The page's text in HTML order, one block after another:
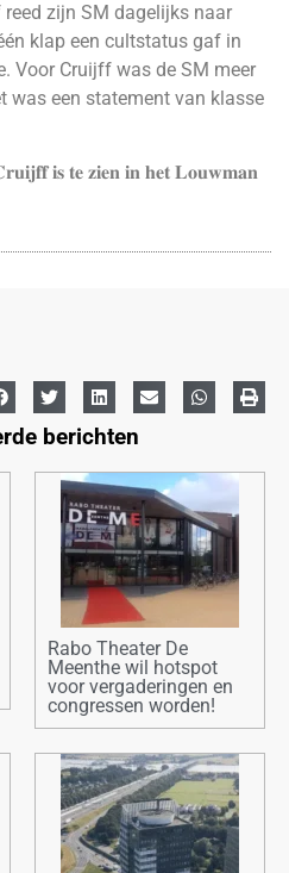
zijn SM dagelijks naar
klap een cultstatus gaf in
Voor Cruijff was de SM meer
was een statement van klasse
𝐢𝐬 𝐭𝐞 𝐳𝐢𝐞𝐧 𝐢𝐧 𝐡𝐞𝐭 𝐋𝐨𝐮𝐰𝐦𝐚𝐧
berichten
Rabo Theater De
Meenthe wil hotspot
voor vergaderingen en
congressen worden!